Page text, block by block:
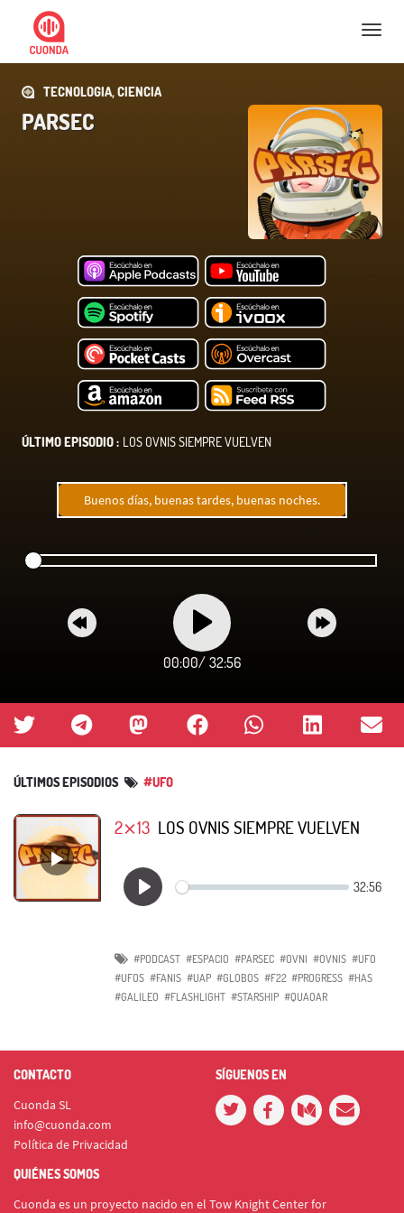
Nav
TECNOLOGIA, CIENCIA
PARSEC
ÚLTIMO EPISODIO : LOS OVNIS SIEMPRE VUELVEN
Buenos días, buenas tardes, buenas noches.
00:00/ 32:56
ÚLTIMOS EPISODIOS #UFO
2⨯13 LOS OVNIS SIEMPRE VUELVEN
#PODCAST #ESPACIO #PARSEC #OVNI #OVNIS #UFO
#UFOS #FANIS #UAP #GLOBOS #F22 #PROGRESS #HAS
#GALILEO #FLASHLIGHT #STARSHIP #QUAOAR
CONTACTO
Cuonda SL
info@cuonda.com
Política de Privacidad
SÍGUENOS EN
QUIÉNES SOMOS
Cuonda es un proyecto nacido en el Tow Knight Center for